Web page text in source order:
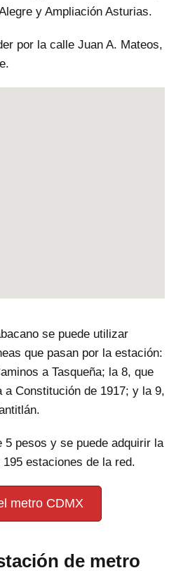
y Ampliación Asturias.
por la calle Juan A. Mateos,
se puede utilizar
que pasan por la estación:
a Tasqueña; la 8, que
a Constitución de 1917; y la 9,
5 pesos y se puede adquirir la
estaciones de la red.
metro CDMX
de metro